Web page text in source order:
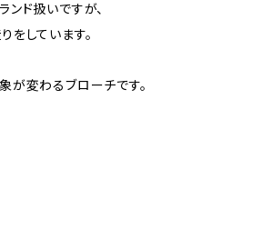
ド扱いですが、
をしています。
が変わるブローチです。